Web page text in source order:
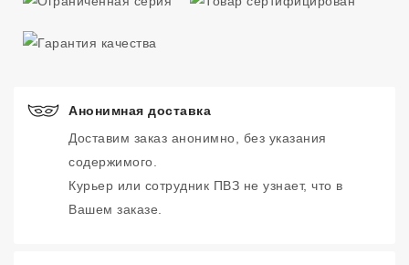
Анонимная доставка
Доставим заказ анонимно, без указания
содержимого.
Курьер или сотрудник ПВЗ не узнает, что в
Вашем заказе.